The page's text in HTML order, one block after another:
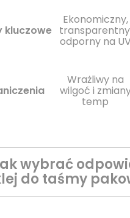
kluczowe
Ekonomiczny,
odporny na
Wrażliwy na
wilgoć i
temp
wybrać
do taśmy